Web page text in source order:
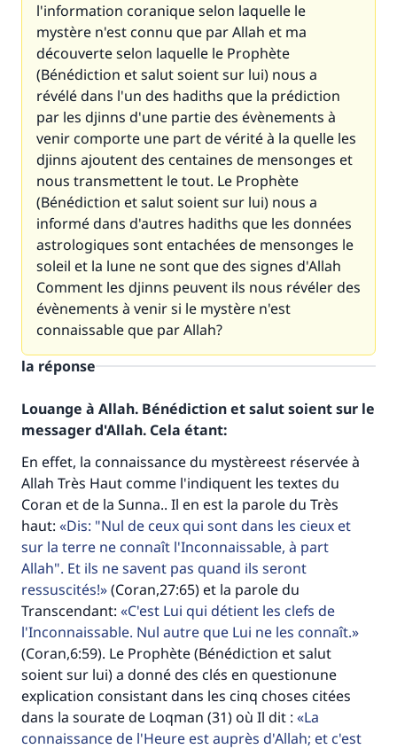
l'information coranique selon laquelle le
mystère n'est connu que par Allah et ma
découverte selon laquelle le Prophète
(Bénédiction et salut soient sur lui) nous a
révélé dans l'un des hadiths que la prédiction
par les djinns d'une partie des évènements à
venir comporte une part de vérité à la quelle les
djinns ajoutent des centaines de mensonges et
nous transmettent le tout. Le Prophète
(Bénédiction et salut soient sur lui) nous a
informé dans d'autres hadiths que les données
astrologiques sont entachées de mensonges le
soleil et la lune ne sont que des signes d'Allah
Comment les djinns peuvent ils nous révéler des
évènements à venir si le mystère n'est
connaissable que par Allah?
la réponse
Louange à Allah. Bénédiction et salut soient sur le
messager d'Allah. Cela étant:
En effet, la connaissance du mystèreest réservée à
Allah Très Haut comme l'indiquent les textes du
Coran et de la Sunna.. Il en est la parole du Très
haut:
Dis: "Nul de ceux qui sont dans les cieux et
sur la terre ne connaît l'Inconnaissable, à part
Allah". Et ils ne savent pas quand ils seront
ressuscités! (Coran,27:65) et la parole du
Transcendant:
C'est Lui qui détient les clefs de
l'Inconnaissable. Nul autre que Lui ne les connaît.
(Coran,6:59). Le Prophète (Bénédiction et salut
soient sur lui) a donné des clés en questionune
explication consistant dans les cinq choses citées
dans la sourate de Loqman (31) où Il dit :
La
connaissance de l'Heure est auprès d'Allah; et c'est